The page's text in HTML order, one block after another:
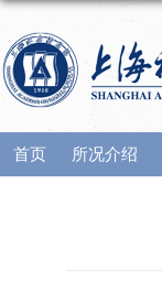
首页 所况介绍